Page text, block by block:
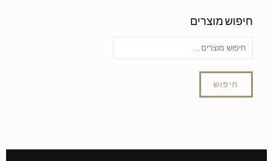
חיפוש מוצרים
חיפוש